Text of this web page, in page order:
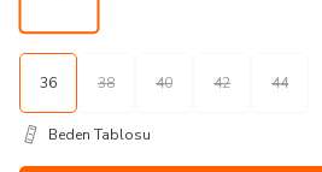
36 38 40 42 44
Beden Tablosu